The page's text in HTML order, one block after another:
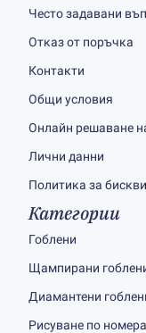
Често задавани
Отказ от поръчка
Контакти
Общи условия
Онлайн решаване
Лични данни
Политика за
Категории
Гоблени
Щампирани
Диамантени
Рисуване по номера